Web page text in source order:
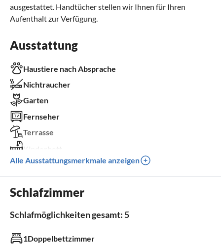
ausgestattet. Handtücher stellen wir Ihnen für Ihren
Aufenthalt zur Verfügung.
Ausstattung
Haustiere nach Absprache
Nichtraucher
Garten
Fernseher
Terrasse
Kinderbett
Parkplatz
Kinder willkommen
Alle Ausstattungsmerkmale anzeigen
Schlafzimmer
Schlafmöglichkeiten gesamt: 5
1Doppelbettzimmer